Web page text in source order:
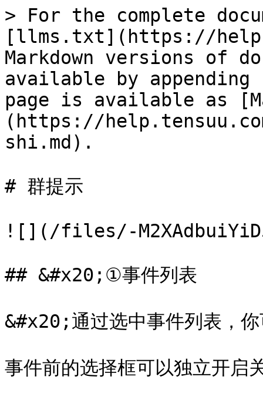
> For the complete
[llms.txt](https://
Markdown versions of
available by
page is available as
(https://
shi.md).
# 群提示
![](/files/-
## &#x20;①事件列表
&#x20;通过选中事件列表，
事件前的选择框可以独立开启